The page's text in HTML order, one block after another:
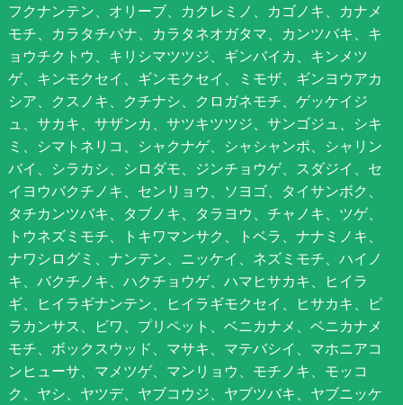
フクナンテン、オリーブ、カクレミノ、カゴノキ、カナメ
モチ、カラタチバナ、カラタネオガタマ、カンツバキ、キ
ョウチクトウ、キリシマツツジ、ギンバイカ、キンメツ
ゲ、キンモクセイ、ギンモクセイ、ミモザ、ギンヨウアカ
シア、クスノキ、クチナシ、クロガネモチ、ゲッケイジ
ュ、サカキ、サザンカ、サツキツツジ、サンゴジュ、シキ
ミ、シマトネリコ、シャクナゲ、シャシャンポ、シャリン
バイ、シラカシ、シロダモ、ジンチョウゲ、スダジイ、セ
イヨウバクチノキ、センリョウ、ソヨゴ、タイサンボク、
タチカンツバキ、タブノキ、タラヨウ、チャノキ、ツゲ、
トウネズミモチ、トキワマンサク、トベラ、ナナミノキ、
ナワシログミ、ナンテン、ニッケイ、ネズミモチ、ハイノ
キ、バクチノキ、ハクチョウゲ、ハマヒサカキ、ヒイラ
ギ、ヒイラギナンテン、ヒイラギモクセイ、ヒサカキ、ピ
ラカンサス、ビワ、プリペット、ベニカナメ、ベニカナメ
モチ、ボックスウッド、マサキ、マテバシイ、マホニアコ
ンヒューサ、マメツゲ、マンリョウ、モチノキ、モッコ
ク、ヤシ、ヤツデ、ヤブコウジ、ヤブツバキ、ヤブニッケ